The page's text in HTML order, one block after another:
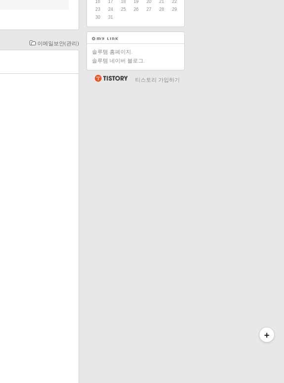
이메일보안(관리)
16
17 18 19 20 21
22
23
24 25 26 27 28
29
30
31
솔루템 홈페이지.
솔루템 네이버 블로그.
티스토리 가입하기